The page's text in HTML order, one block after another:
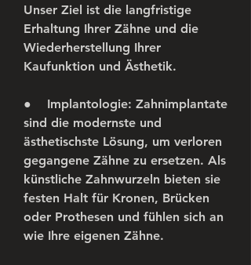
Unser Ziel ist die langfristige
Erhaltung Ihrer Zähne und die
Wiederherstellung Ihrer
Kaufunktion und Ästhetik.
● Implantologie: Zahnimplantate
sind die modernste und
ästhetischste Lösung, um verloren
gegangene Zähne zu ersetzen. Als
künstliche Zahnwurzeln bieten sie
festen Halt für Kronen, Brücken
oder Prothesen und fühlen sich an
wie Ihre eigenen Zähne.